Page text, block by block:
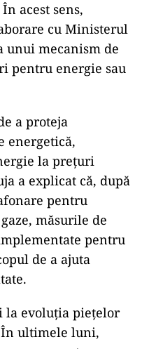
acest sens,
cu Ministerul
unui mecanism de
pentru energie sau
a proteja
energetică,
la prețuri
a explicat că, după
pentru
măsurile de
pentru
de a ajuta
evoluția piețelor
ultimele luni,